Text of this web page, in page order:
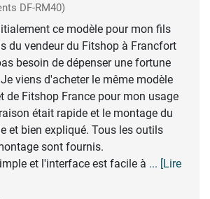
DF-RM40)
ce modèle pour mon fils
du vendeur du Fitshop à Francfort
besoin de dépenser une fortune
viens d'acheter le même modèle
de Fitshop France pour mon usage
était rapide et le montage du
et bien expliqué. Tous les outils
sont fournis.
et l'interface est facile à ... [Lire